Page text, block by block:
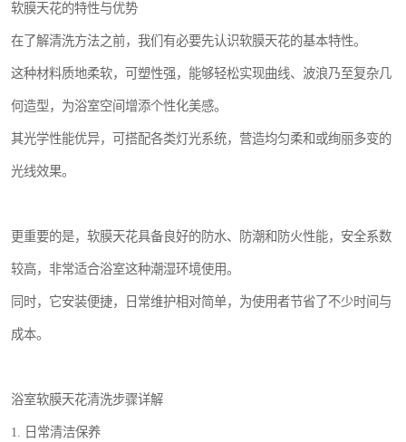
软膜天花的特性与优势
在了解清洗方法之前，我们有必要先认识软膜天花的基本特性。
这种材料质地柔软，可塑性强，能够轻松实现曲线、波浪乃至复杂几
何造型，为浴室空间增添个性化美感。
其光学性能优异，可搭配各类灯光系统，营造均匀柔和或绚丽多变的
光线效果。
更重要的是，软膜天花具备良好的防水、防潮和防火性能，安全系数
较高，非常适合浴室这种潮湿环境使用。
同时，它安装便捷，日常维护相对简单，为使用者节省了不少时间与
成本。
浴室软膜天花清洗步骤详解
1. 日常清洁保养